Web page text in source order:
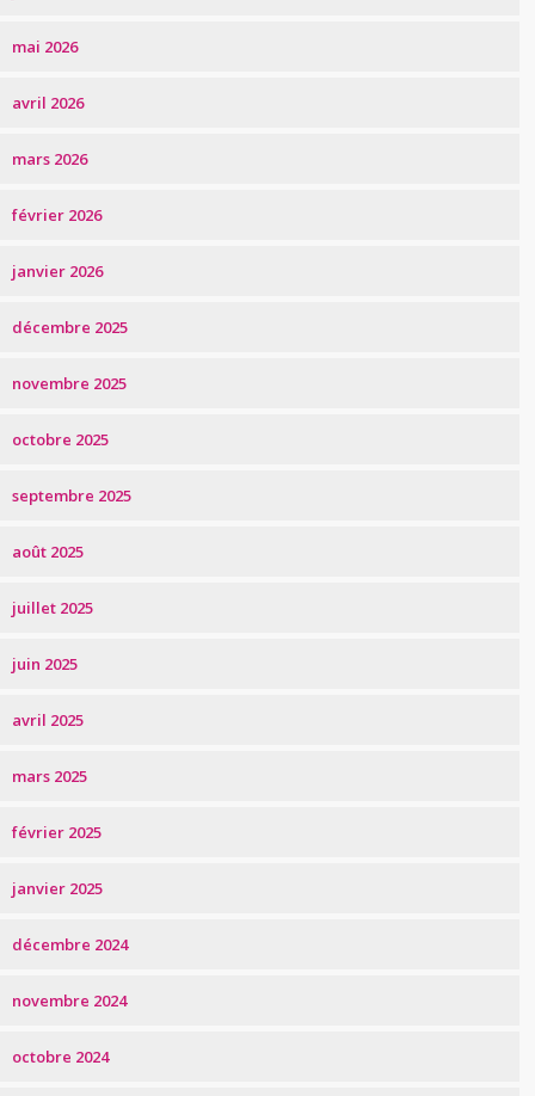
mai 2026
avril 2026
mars 2026
février 2026
janvier 2026
décembre 2025
novembre 2025
octobre 2025
septembre 2025
août 2025
juillet 2025
juin 2025
avril 2025
mars 2025
février 2025
janvier 2025
décembre 2024
novembre 2024
octobre 2024